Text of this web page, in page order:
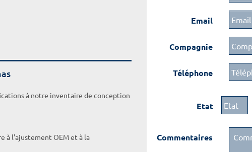
à notre inventaire de conception
à l'ajustement OEM et à la
Email
Compagnie
Téléphone
Etat
Commentaires